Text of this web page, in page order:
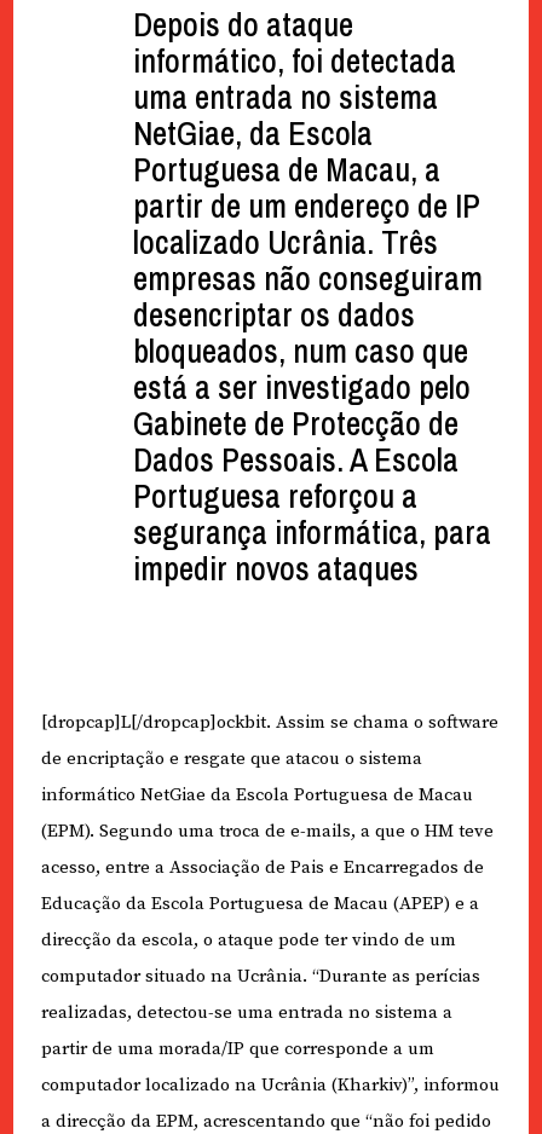
Depois do ataque
informático, foi detectada
uma entrada no sistema
NetGiae, da Escola
Portuguesa de Macau, a
partir de um endereço de IP
localizado Ucrânia. Três
empresas não conseguiram
desencriptar os dados
bloqueados, num caso que
está a ser investigado pelo
Gabinete de Protecção de
Dados Pessoais. A Escola
Portuguesa reforçou a
segurança informática, para
impedir novos ataques
[dropcap]L[/dropcap]ockbit. Assim se chama o software
de encriptação e resgate que atacou o sistema
informático NetGiae da Escola Portuguesa de Macau
(EPM). Segundo uma troca de e-mails, a que o HM teve
acesso, entre a Associação de Pais e Encarregados de
Educação da Escola Portuguesa de Macau (APEP) e a
direcção da escola, o ataque pode ter vindo de um
computador situado na Ucrânia. “Durante as perícias
realizadas, detectou-se uma entrada no sistema a
partir de uma morada/IP que corresponde a um
computador localizado na Ucrânia (Kharkiv)”, informou
a direcção da EPM, acrescentando que “não foi pedido